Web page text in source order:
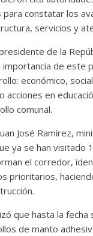
constatar los
servicios y
de la
de este
económico,
acciones en
comunal.
José Ramírez,
ya se han visitado
el corredor,
prioritarios,
que hasta la fecha
de manto